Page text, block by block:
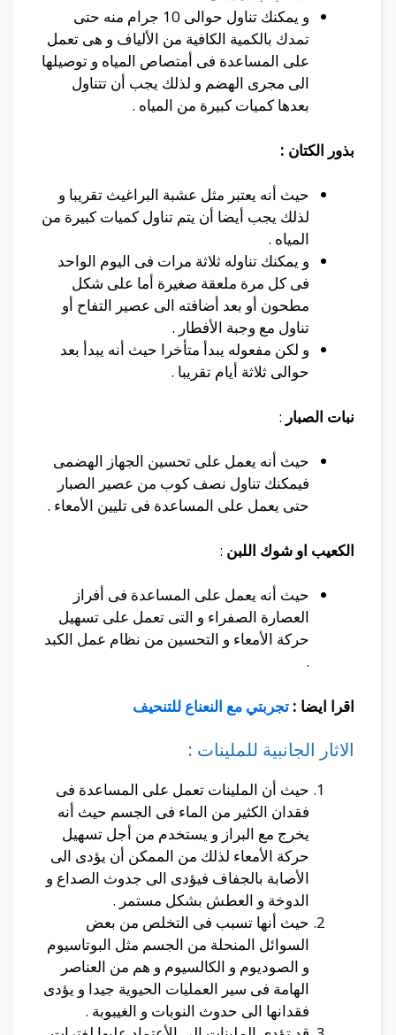
و يمكنك تناول حوالى 10 جرام منه حتى
تمدك بالكمية الكافية من الألياف و هى تعمل
على المساعدة فى أمتصاص المياه و توصيلها
الى مجرى الهضم و لذلك يجب أن تتناول
بعدها كميات كبيرة من المياه .
بذور الكتان :
حيث أنه يعتبر مثل عشبة البراغيث تقريبا و
لذلك يجب أيضا أن يتم تناول كميات كبيرة من
المياه .
و يمكنك تناوله ثلاثة مرات فى اليوم الواحد
فى كل مرة ملعقة صغيرة أما على شكل
مطحون أو بعد أضافته الى عصير التفاح أو
تناول مع وجبة الأفطار .
و لكن مفعوله يبدأ متأخرا حيث أنه يبدأ بعد
حوالى ثلاثة أيام تقريبا .
نبات الصبار :
حيث أنه يعمل على تحسين الجهاز الهضمى
فيمكنك تناول نصف كوب من عصير الصبار
حتى يعمل على المساعدة فى تليين الأمعاء .
الكعيب او شوك اللبن :
حيث أنه يعمل على المساعدة فى أفراز
العصارة الصفراء و التى تعمل على تسهيل
حركة الأمعاء و التحسين من نظام عمل الكبد
.
اقرا ايضا : تجربتي مع النعناع للتنحيف
الاثار الجانبية للملينات :
حيث أن الملينات تعمل على المساعدة فى
فقدان الكثير من الماء فى الجسم حيث أنه
يخرج مع البراز و يستخدم من أجل تسهيل
حركة الأمعاء لذلك من الممكن أن يؤدى الى
الأصابة بالجفاف فيؤدى الى جدوث الصداع و
الدوخة و العطش بشكل مستمر .
حيث أنها تسبب فى التخلص من بعض
السوائل المنحلة من الجسم مثل البوتاسيوم
و الصوديوم و الكالسيوم و هم من العناصر
الهامة فى سير العمليات الحيوية جيدا و يؤدى
فقدانها الى حدوث النوبات و الغيبوبة .